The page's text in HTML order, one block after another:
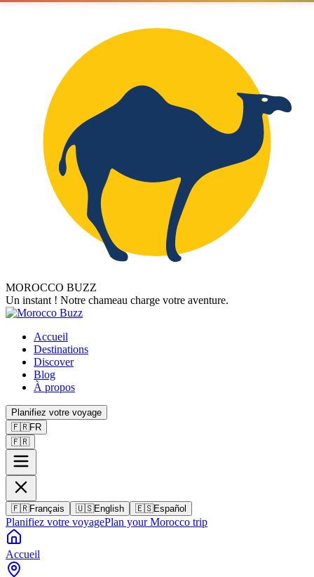
MOROCCO BUZZ
Un instant ! Notre chameau charge votre aventure.
Accueil
Destinations
Discover
Blog
À propos
Planifiez votre voyage
🇫🇷FR
🇫🇷
🇫🇷Français 🇺🇸English 🇪🇸Español
Planifiez votre voyagePlan your Morocco trip
Accueil